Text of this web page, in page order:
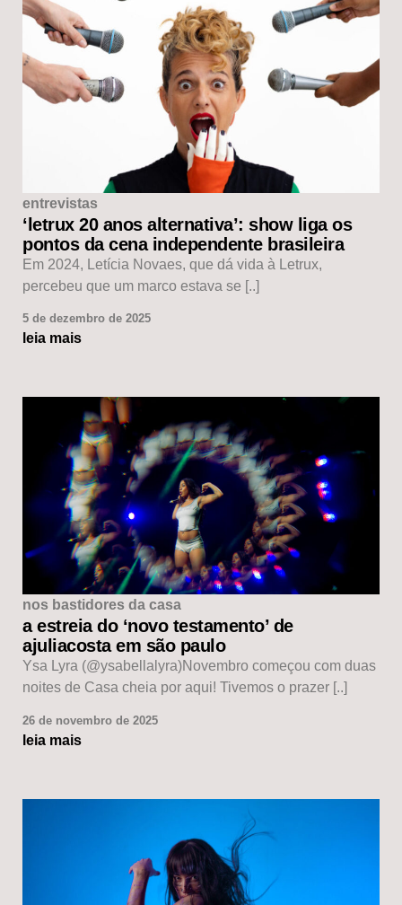
entrevistas
‘letrux 20 anos alternativa’: show liga os
pontos da cena independente brasileira
Em 2024, Letícia Novaes, que dá vida à Letrux,
percebeu que um marco estava se [..]
5 de dezembro de 2025
leia mais
nos bastidores da casa
a estreia do ‘novo testamento’ de
ajuliacosta em são paulo
Ysa Lyra (@ysabellalyra)Novembro começou com duas
noites de Casa cheia por aqui! Tivemos o prazer [..]
26 de novembro de 2025
leia mais